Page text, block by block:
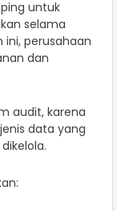
untuk
selama
ini, perusahaan
dan
audit, karena
data yang